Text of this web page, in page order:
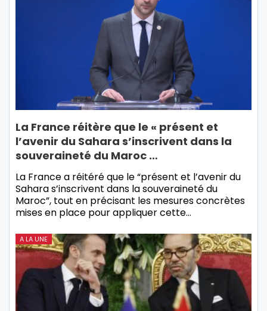
La France réitère que le « présent et
l’avenir du Sahara s’inscrivent dans la
souveraineté du Maroc …
La France a réitéré que le “présent et l’avenir du
Sahara s’inscrivent dans la souveraineté du
Maroc”, tout en précisant les mesures concrètes
mises en place pour appliquer cette…
A LA UNE